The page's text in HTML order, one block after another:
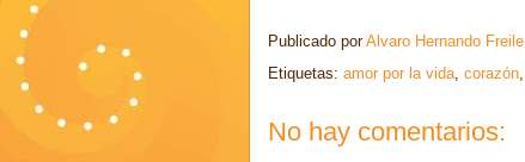
Publicado porAlvaro Hernando Freile
Etiquetas: amor por la vida, corazón,
No hay comentarios: